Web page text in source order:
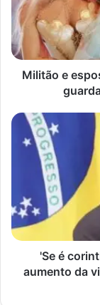
após
pedido
de
guarda
Karoline:
"Lixo"
Militão e
'Se
corintiano,
LULA
sobre
o
aumento'Se é
aumento da